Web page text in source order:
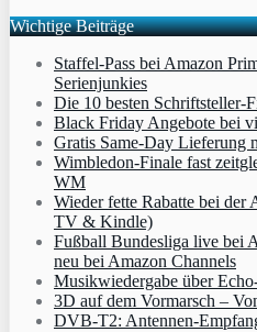
Wichtige Beiträge
Staffel-Pass bei Amazon
Serienjunkies
Die 10 besten Schriftsteller-
Black Friday Angebote bei
Gratis Same-Day Lieferung
Wimbledon-Finale fast
WM
Wieder fette Rabatte bei
TV & Kindle)
Fußball Bundesliga live bei
neu bei Amazon Channels
Musikwiedergabe über
3D auf dem Vormarsch –
DVB-T2: Antennen-